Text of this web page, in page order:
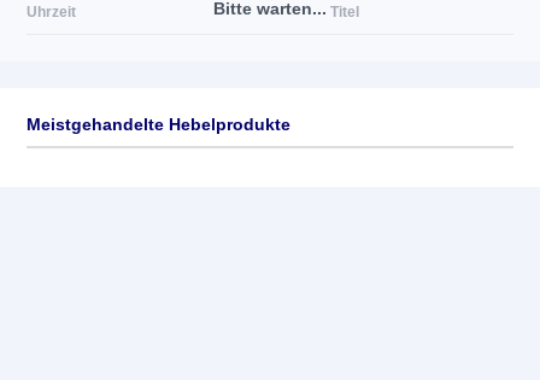
Bitte warten...
Uhrzeit Titel
Meistgehandelte Hebelprodukte